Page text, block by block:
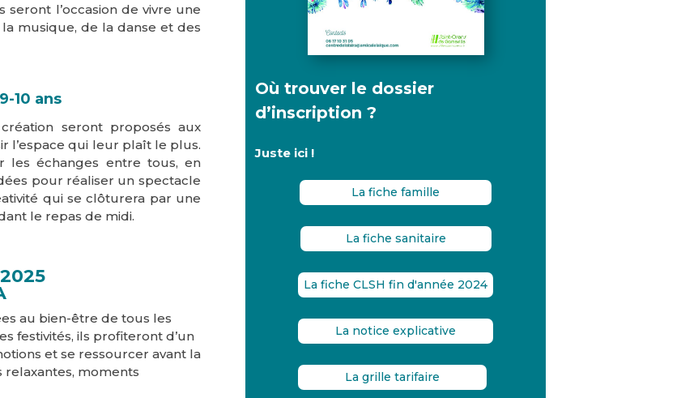
l’occasion de vivre une
musique, de la danse et des
10 ans
seront proposés aux
l’espace qui leur plaît le plus.
les échanges entre tous, en
pour réaliser un spectacle
qui se clôturera par une
le repas de midi.
au bien-être de tous les
festivités, ils profiteront d’un
et se ressourcer avant la
relaxantes, moments
Où trouver le dossier
d’inscription ?
Juste ici !
La fiche famille
La fiche sanitaire
La fiche CLSH fin d'année 2024
La notice explicative
La grille tarifaire